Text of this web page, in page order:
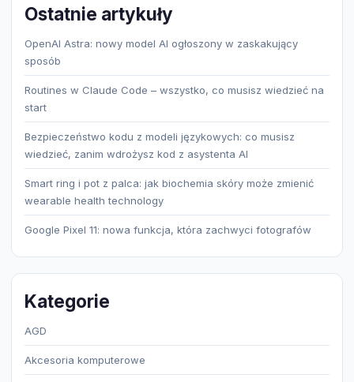
Ostatnie artykuły
OpenAI Astra: nowy model AI ogłoszony w zaskakujący
sposób
Routines w Claude Code – wszystko, co musisz wiedzieć na
start
Bezpieczeństwo kodu z modeli językowych: co musisz
wiedzieć, zanim wdrożysz kod z asystenta AI
Smart ring i pot z palca: jak biochemia skóry może zmienić
wearable health technology
Google Pixel 11: nowa funkcja, która zachwyci fotografów
Kategorie
AGD
Akcesoria komputerowe